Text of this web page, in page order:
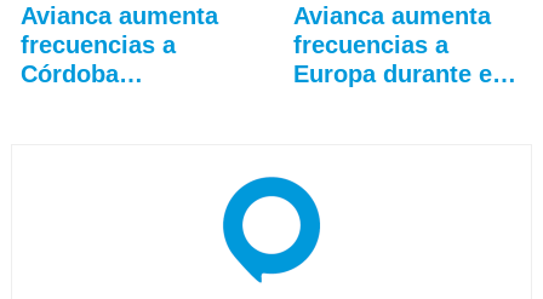
Avianca aumenta
frecuencias a
Córdoba
Avianca aumenta
frecuencias a
Europa durante el